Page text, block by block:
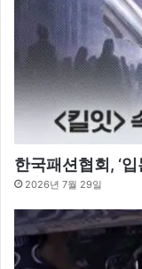
한국패션협회, ‘
2026년 7월 29일